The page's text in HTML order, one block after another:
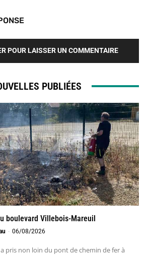
POUR LAISSER UN COMMENTAIRE
PUBLIÉES
boulevard Villebois-Mareuil
- 06/08/2026
pris non loin du pont de chemin de fer à